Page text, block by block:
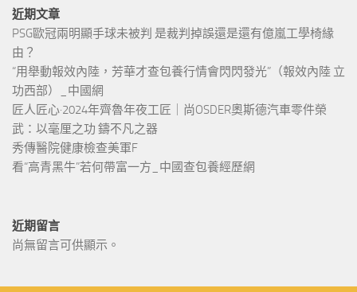
近期文章
PSG歐冠兩明顯手球未被判 是裁判掉誤還是還有億嵐工學椅緣
由？
“用舉動報效內陸，芳華才查包養行情會閃閃發光”（報效內陸 立
功西部）_中國網
匠人匠心·2024年齊魯年夜工匠｜尚OSDER奧斯德汽車零件榮
武：以毫厘之功 鑄不凡之器
秀傳醫院健康檢查美軍F
看“高青黑牛”若何帶富一方_中國查包養經歷網
近期留言
尚無留言可供顯示。